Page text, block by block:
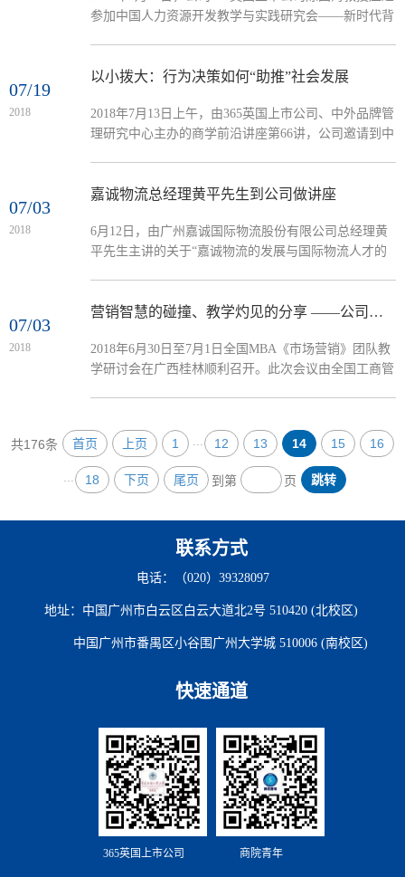
到数字”的主题，对市场营销的演变和发展新趋势进行
参加中国人力资源开发教学与实践研究会——新时代背
了主题为“人力资源管理专业方向与课程设置改革”的演
置的痛点，同时从HR+三支柱、劳动关系重构、HR大
数据、机器代人、人力资源服务业、组织发展 & 领导
07/19
2018
以小拨大：行为决策如何“助推”社会发展
​2018年7月13日上午，由365英国上市公司、中外品牌管
理研究中心主办的商学前沿讲座第66讲，公司邀请到中
小拨大：行为决策‘助推’社会发展”的高端学术盛宴。李
“Nudge”一词，并向听众展示了生活中哪些场合是属于
的“助推”现象。通过生动活泼的生活案例，李纾研...
07/03
2018
嘉诚物流总经理黄平先生到公司做讲座
​6月12日，由广州嘉诚国际物流股份有限公司总经理黄
平先生主讲的关于“嘉诚物流的发展与国际物流人才的
及物流系15级员工们出席本次讲座。本次讲座气氛热
企业视角上更加深入地了解现代物流发展情况和人才需
求情况。讲座由张良卫教授主持。
07/03
2018
营销智慧的碰撞、教学灼见的分享 ——公司教师出席全国MBA《市场营销》教学研讨会
2018年6月30日至7月1日全国MBA《市场营销》团队教
学研讨会在广西桂林顺利召开。此次会议由全国工商管
业教育委员会支持。研讨会邀请了众多营销界知名学者
及企业家代表与会，共同探讨以数字化为特征的新时代
下营销教学和研究面临的新挑战、新机遇和新课题，交
流和分享各自在市场营销领域的真知灼见以及前瞻性思
共176条 首页 上页 1 12 13 14 15 16
18 下页 尾页 到第 页 跳转
联系方式
电话：（020）39328097
地址：中国广州市白云区白云大道北2号 510420 (北校区)
中国广州市番禺区小谷围广州大学城 510006 (南校区)
快速通道
365英国上市公司 商院青年